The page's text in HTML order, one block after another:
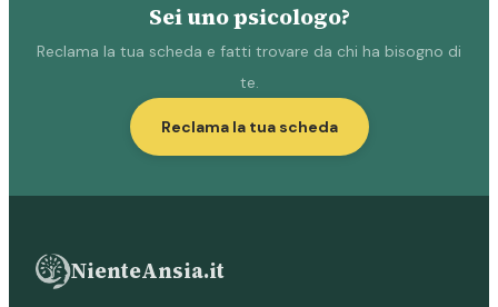
Sei uno psicologo?
Reclama la tua scheda e fatti trovare da chi ha bisogno di
te.
Reclama la tua scheda
NienteAnsia.it